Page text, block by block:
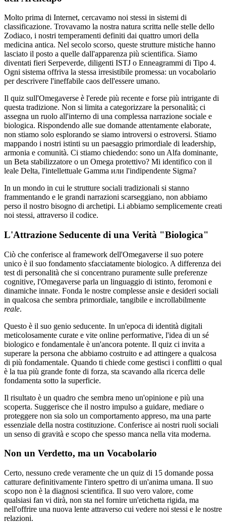
Molto prima di Internet, cercavamo noi stessi in sistemi di
classificazione. Trovavamo la nostra natura scritta nelle stelle dello
Zodiaco, i nostri temperamenti definiti dai quattro umori della
medicina antica. Nel secolo scorso, queste strutture mistiche hanno
lasciato il posto a quelle dall'apparenza più scientifica. Siamo
diventati fieri Serpeverde, diligenti ISTJ o Enneagrammi di Tipo 4.
Ogni sistema offriva la stessa irresistibile promessa: un vocabolario
per descrivere l'ineffabile caos dell'essere umano.
Il quiz sull'Omegaverse è l'erede più recente e forse più intrigante di
questa tradizione. Non si limita a categorizzare la personalità; ci
assegna un ruolo all'interno di una complessa narrazione sociale e
biologica. Rispondendo alle sue domande attentamente elaborate,
non stiamo solo esplorando se siamo introversi o estroversi. Stiamo
mappando i nostri istinti su un paesaggio primordiale di leadership,
armonia e comunità. Ci stiamo chiedendo: sono un Alfa dominante,
un Beta stabilizzatore o un Omega protettivo? Mi identifico con il
leale Delta, l'intellettuale Gamma или l'indipendente Sigma?
In un mondo in cui le strutture sociali tradizionali si stanno
frammentando e le grandi narrazioni scarseggiano, non abbiamo
perso il nostro bisogno di archetipi. Li abbiamo semplicemente creati
noi stessi, attraverso il codice.
L'Attrazione Seducente di una Verità "Biologica"
Ciò che conferisce al framework dell'Omegaverse il suo potere
unico è il suo fondamento sfacciatamente biologico. A differenza dei
test di personalità che si concentrano puramente sulle preferenze
cognitive, l'Omegaverse parla un linguaggio di istinto, feromoni e
dinamiche innate. Fonda le nostre complesse ansie e desideri sociali
in qualcosa che sembra primordiale, tangibile e incrollabilmente
reale.
Questo è il suo genio seducente. In un'epoca di identità digitali
meticolosamente curate e vite online performative, l'idea di un sé
biologico e fondamentale è un'ancora potente. Il quiz ci invita a
superare la persona che abbiamo costruito e ad attingere a qualcosa
di più fondamentale. Quando ti chiede come gestisci i conflitti o qual
è la tua più grande fonte di forza, sta scavando alla ricerca delle
fondamenta sotto la superficie.
Il risultato è un quadro che sembra meno un'opinione e più una
scoperta. Suggerisce che il nostro impulso a guidare, mediare o
proteggere non sia solo un comportamento appreso, ma una parte
essenziale della nostra costituzione. Conferisce ai nostri ruoli sociali
un senso di gravità e scopo che spesso manca nella vita moderna.
Non un Verdetto, ma un Vocabolario
Certo, nessuno crede veramente che un quiz di 15 domande possa
catturare definitivamente l'intero spettro di un'anima umana. Il suo
scopo non è la diagnosi scientifica. Il suo vero valore, come
qualsiasi fan vi dirà, non sta nel fornire un'etichetta rigida, ma
nell'offrire una nuova lente attraverso cui vedere noi stessi e le nostre
relazioni.